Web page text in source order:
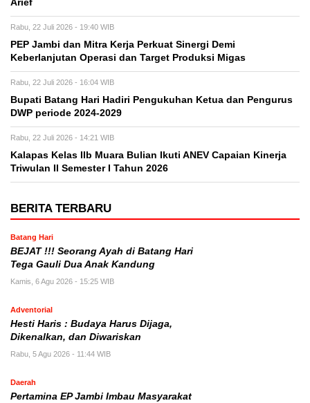
Arief
Rabu, 22 Juli 2026 - 19:40 WIB
PEP Jambi dan Mitra Kerja Perkuat Sinergi Demi
Keberlanjutan Operasi dan Target Produksi Migas
Rabu, 22 Juli 2026 - 16:04 WIB
Bupati Batang Hari Hadiri Pengukuhan Ketua dan Pengurus
DWP periode 2024-2029
Rabu, 22 Juli 2026 - 14:21 WIB
Kalapas Kelas IIb Muara Bulian Ikuti ANEV Capaian Kinerja
Triwulan II Semester I Tahun 2026
BERITA TERBARU
Batang Hari
BEJAT !!! Seorang Ayah di Batang Hari
Tega Gauli Dua Anak Kandung
Kamis, 6 Agu 2026 - 15:25 WIB
Adventorial
Hesti Haris : Budaya Harus Dijaga,
Dikenalkan, dan Diwariskan
Rabu, 5 Agu 2026 - 11:44 WIB
Daerah
Pertamina EP Jambi Imbau Masyarakat